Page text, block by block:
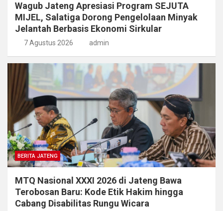
Wagub Jateng Apresiasi Program SEJUTA
MIJEL, Salatiga Dorong Pengelolaan Minyak
Jelantah Berbasis Ekonomi Sirkular
7 Agustus 2026 admin
BERITA JATENG
MTQ Nasional XXXI 2026 di Jateng Bawa
Terobosan Baru: Kode Etik Hakim hingga
Cabang Disabilitas Rungu Wicara